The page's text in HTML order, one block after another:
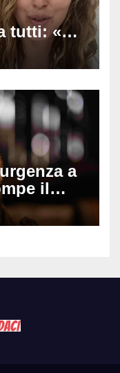
tutti: «Un
rifacessi
ritocchi di
a
il
in
cosa